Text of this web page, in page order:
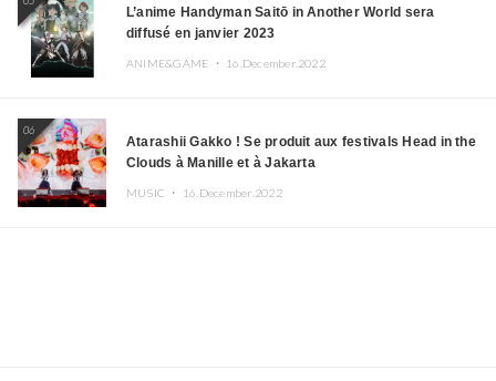
L’anime Handyman Saitō in Another World sera
diffusé en janvier 2023
ANIME&GAME ・ 16.December.2022
06
Atarashii Gakko ! Se produit aux festivals Head in the
Clouds à Manille et à Jakarta
MUSIC ・ 16.December.2022